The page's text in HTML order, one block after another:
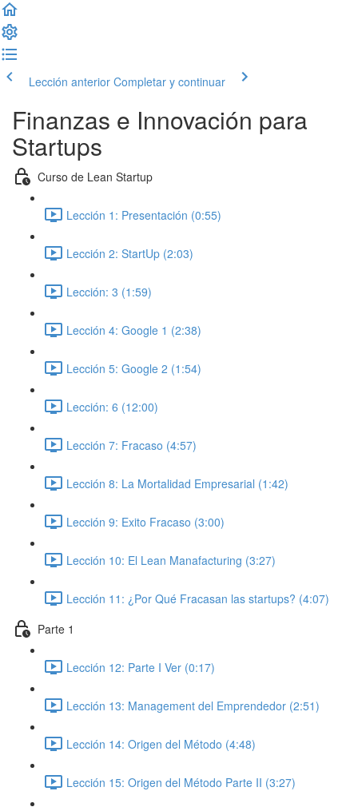
Lección anterior Completar y continuar
Finanzas e Innovación para
Startups
Curso de Lean Startup
Lección 1: Presentación (0:55)
Lección 2: StartUp (2:03)
Lección: 3 (1:59)
Lección 4: Google 1 (2:38)
Lección 5: Google 2 (1:54)
Lección: 6 (12:00)
Lección 7: Fracaso (4:57)
Lección 8: La Mortalidad Empresarial (1:42)
Lección 9: Exito Fracaso (3:00)
Lección 10: El Lean Manafacturing (3:27)
Lección 11: ¿Por Qué Fracasan las startups? (4:07)
Parte 1
Lección 12: Parte I Ver (0:17)
Lección 13: Management del Emprendedor (2:51)
Lección 14: Origen del Método (4:48)
Lección 15: Origen del Método Parte II (3:27)